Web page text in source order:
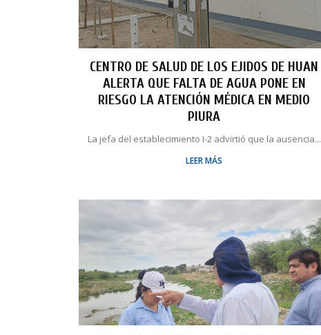
CENTRO DE SALUD DE LOS EJIDOS DE HUAN
ALERTA QUE FALTA DE AGUA PONE EN
RIESGO LA ATENCIÓN MÉDICA EN MEDIO
PIURA
La jefa del establecimiento I-2 advirtió que la ausencia...
LEER MÁS